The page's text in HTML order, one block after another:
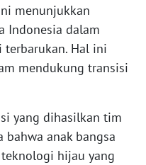
menunjukkan
Indonesia dalam
Hal ini
mendukung transisi
yang dihasilkan tim
bahwa anak bangsa
hijau yang